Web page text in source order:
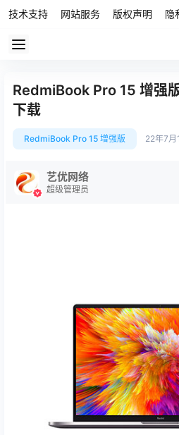
技术支持 网站服务 版权声明 隐
RedmiBook Pro 15 增强
下载
RedmiBook Pro 15 增强版 22年7月
艺优网络
超级管理员